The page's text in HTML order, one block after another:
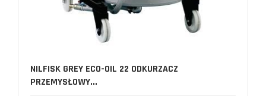
NILFISK GREY ECO-OIL 22 ODKURZACZ
PRZEMYSŁOWY...